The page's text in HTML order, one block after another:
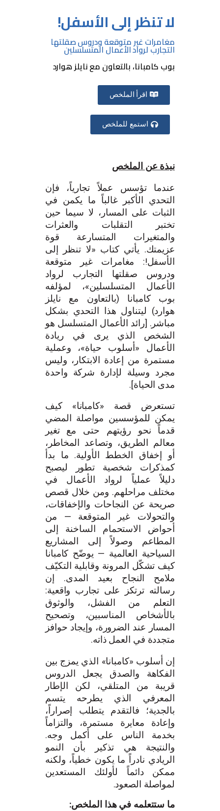
لا تنظر إلى الأسفل!
مغامرات غير متوقعة ودروس صقلتها
التجارب لرواد الأعمال المتسلسلين
بوب كامبانا، بالتعاون مع نايلز هوارد
اقرأ الملخص
استمع للملخص
نبذة عن الملخص
عندما تؤسس عملاً تجارياً، فإن
التحدي الأكبر غالباً ما يكمن في
الثبات على المسار، لا سيما حين
تختبر التقلبات والعثرات
والمتغيرات المتسارعة قوة
عزيمتك. يأتي كتاب «لا تنظر إلى
الأسفل!: مغامرات غير متوقعة
ودروس صقلتها التجارب لرواد
الأعمال المتسلسلين»، لمؤلفه
بوب كامبانا (بالتعاون مع نايلز
هوارد) ليتناول هذا التحدي بشكل
مباشر. [رائد الأعمال المتسلسل هو
الشخص الذي يرى في ريادة
الأعمال «أسلوب حياة»، وعملية
مستمرة من إعادة الابتكار، وليس
مجرد وسيلة لإدارة شركة واحدة
مدى الحياة].
تستعرض قصة «كامبانا» كيف
يمكن للمؤسسين مواصلة المضي
قدماً نحو رؤيتهم حتى مع تغير
معالم الطريق، وتصاعد المخاطر،
أو إخفاق الخطط الأولية. ما بدأ
كمذكرات شخصية تطور ليصبح
دليلاً عملياً لرواد الأعمال في
مختلف مراحلهم. ومن خلال قصص
صريحة عن النجاحات والإخفاقات،
والتحولات غير المتوقعة — من
أحواض الاستحمام الساخنة إلى
المطاعم وصولاً إلى المشاريع
السياحية العالمية — يوضّح كامبانا
كيف تشكّل المرونة وقابلية التكيّف
ملامح النجاح بعيد المدى. إن
رسالته ترتكز على تجارب واقعية:
التعلم من الفشل، والوثوق
بالأشخاص المناسبين، وتصحيح
المسار عند الضرورة، وإيجاد حوافز
متجددة في العمل ذاته.
إن أسلوب «كامبانا» الذي يمزج بين
الفكاهة والصدق يجعل الدروس
قريبة من المتلقي، لكن الإطار
المعرفي الذي يطرحه يتسم
بالجدية؛ فالتقدم يتطلب إصراراً،
وإعادة معايرة مستمرة، والتزاماً
بخدمة الناس على أكمل وجه.
والنتيجة هي تذكير بأن النمو
الريادي نادراً ما يكون خطياً، ولكنه
ممكن دائماً لأولئك المستعدين
لمواصلة الصعود.
ما ستتعلمه في هذا الملخص: